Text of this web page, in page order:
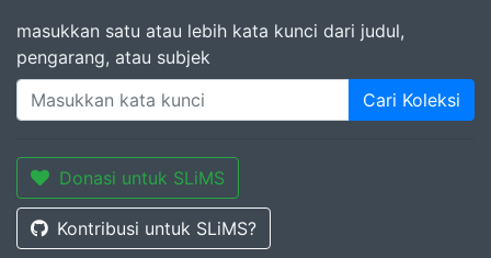
masukkan satu atau lebih kata kunci dari judul,
pengarang, atau subjek
Cari Koleksi
Donasi untuk SLiMS
Kontribusi untuk SLiMS?